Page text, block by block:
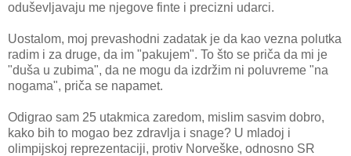
oduševljavaju me njegove finte i precizni udarci.
Uostalom, moj prevashodni zadatak je da kao vezna polutka
radim i za druge, da im "pakujem". To što se priča da mi je
"duša u zubima", da ne mogu da izdržim ni poluvreme "na
nogama", priča se napamet.
Odigrao sam 25 utakmica zaredom, mislim sasvim dobro,
kako bih to mogao bez zdravlja i snage? U mladoj i
olimpijskoj reprezentaciji, protiv Norveške, odnosno SR